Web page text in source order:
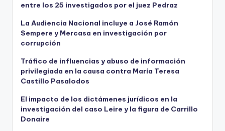
entre los 25 investigados por el juez Pedraz
La Audiencia Nacional incluye a José Ramón
Sempere y Mercasa en investigación por
corrupción
Tráfico de influencias y abuso de información
privilegiada en la causa contra María Teresa
Castillo Pasalodos
El impacto de los dictámenes jurídicos en la
investigación del caso Leire y la figura de Carrillo
Donaire